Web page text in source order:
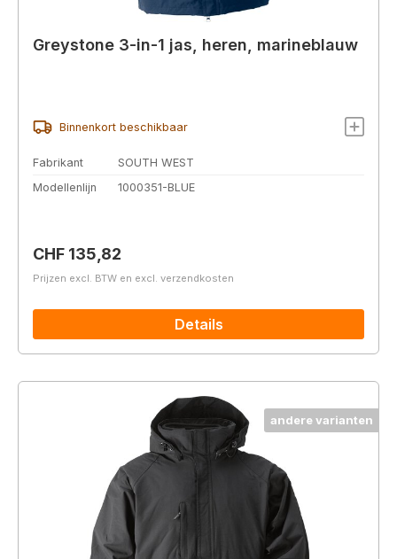
Greystone 3-in-1 jas, heren, marineblauw
Binnenkort beschikbaar
Fabrikant
SOUTH WEST
Modellenlijn
1000351-BLUE
Normale prijs:
CHF 135,82
Prijzen excl. BTW en excl. verzendkosten
Details
andere varianten